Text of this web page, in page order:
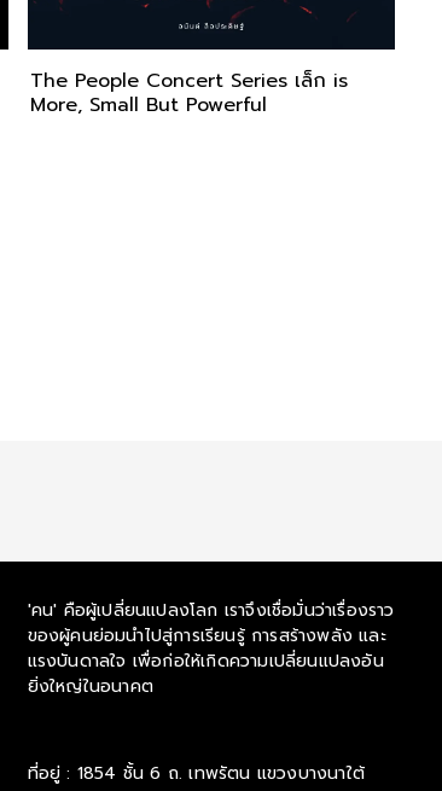
The People Concert Series เล็ก is
More, Small But Powerful
'คน' คือผู้เปลี่ยนแปลงโลก เราจึงเชื่อมั่นว่าเรื่องราว
ของผู้คนย่อมนำไปสู่การเรียนรู้ การสร้างพลัง และ
แรงบันดาลใจ เพื่อก่อให้เกิดความเปลี่ยนแปลงอัน
ยิ่งใหญ่ในอนาคต
ที่อยู่ : 1854 ชั้น 6 ถ. เทพรัตน แขวงบางนาใต้